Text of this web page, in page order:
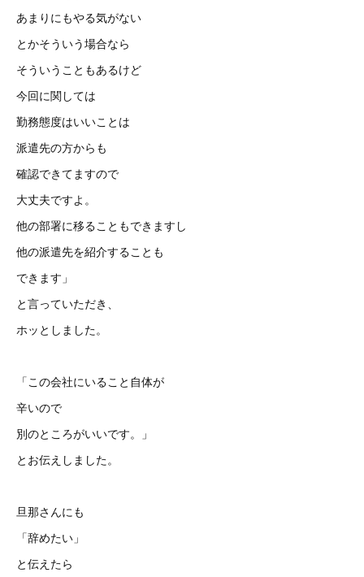
あまりにもやる気がない
とかそういう場合なら
そういうこともあるけど
今回に関しては
勤務態度はいいことは
派遣先の方からも
確認できてますので
大丈夫ですよ。
他の部署に移ることもできますし
他の派遣先を紹介することも
できます」
と言っていただき、
ホッとしました。
「この会社にいること自体が
辛いので
別のところがいいです。」
とお伝えしました。
旦那さんにも
「辞めたい」
と伝えたら